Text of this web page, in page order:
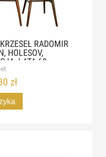
RADOMIR
HOLESOV,
LATA 60
zł